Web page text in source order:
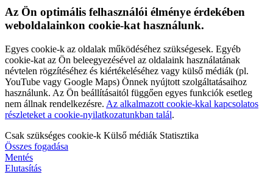
Az Ön optimális felhasználói élménye érdekében
weboldalainkon cookie-kat használunk.
Egyes cookie-k az oldalak működéséhez szükségesek. Egyéb
cookie-kat az Ön beleegyezésével az oldalaink használatának
névtelen rögzítéséhez és kiértékeléséhez vagy külső médiák (pl.
YouTube vagy Google Maps) Önnek nyújtott szolgáltatásaihoz
használunk. Az Ön beállításaitól függően egyes funkciók esetleg
nem állnak rendelkezésre. Az alkalmazott cookie-kkal kapcsolatos
részleteket a cookie-nyilatkozatunkban talál.
Csak szükséges cookie-k Külső médiák Statisztika
Összes fogadása
Mentés
Elutasítás